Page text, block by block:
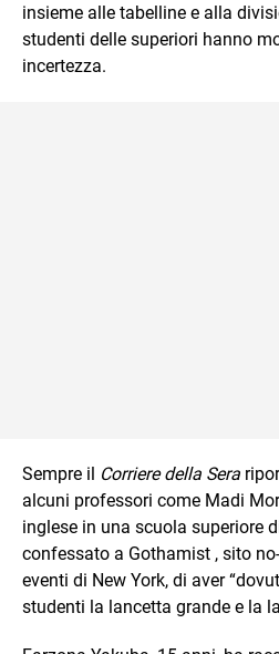
insieme alle tabelline e alla
studenti delle superiori hanno
incertezza.
Sempre il Corriere della Sera
alcuni professori come Madi
inglese in una scuola superiore
confessato a Gothamist , sito
eventi di New York, di aver
studenti la lancetta grande e la